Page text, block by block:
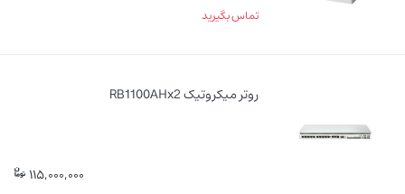
تماس بگیرید
روتر میکروتیک RB1100AHx2
115,000,000